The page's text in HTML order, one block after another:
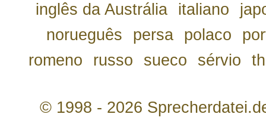
inglês da Austrália
italiano
norueguês
persa polaco
romeno
russo sueco sérvio th
© 1998 - 2026